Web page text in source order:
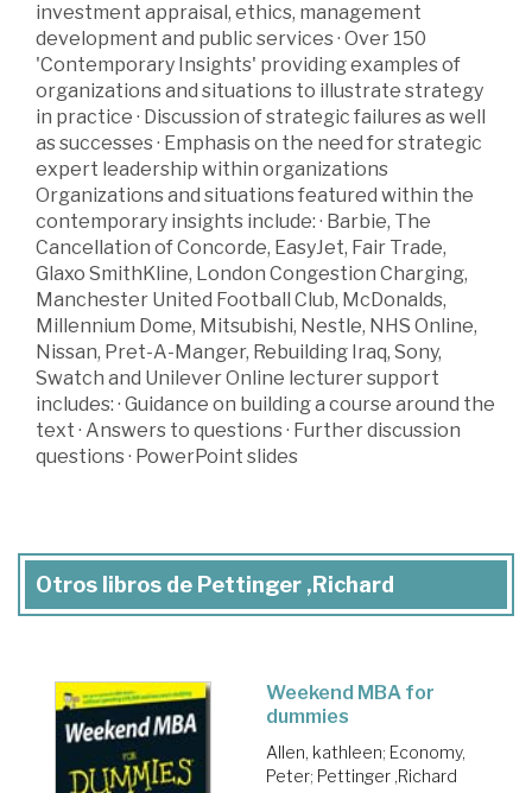
investment appraisal, ethics, management
development and public services · Over 150
'Contemporary Insights' providing examples of
organizations and situations to illustrate strategy
in practice · Discussion of strategic failures as well
as successes · Emphasis on the need for strategic
expert leadership within organizations
Organizations and situations featured within the
contemporary insights include: · Barbie, The
Cancellation of Concorde, EasyJet, Fair Trade,
Glaxo SmithKline, London Congestion Charging,
Manchester United Football Club, McDonalds,
Millennium Dome, Mitsubishi, Nestle, NHS Online,
Nissan, Pret-A-Manger, Rebuilding Iraq, Sony,
Swatch and Unilever Online lecturer support
includes: · Guidance on building a course around the
text · Answers to questions · Further discussion
questions · PowerPoint slides
Otros libros de Pettinger ,Richard
Weekend MBA for
dummies
Allen, kathleen; Economy,
Peter; Pettinger ,Richard